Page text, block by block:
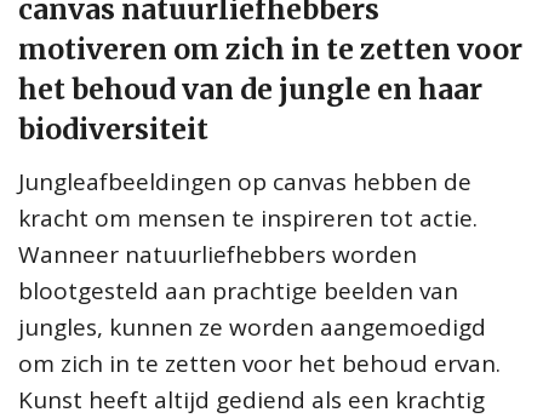
canvas natuurliefhebbers
motiveren om zich in te zetten voor
het behoud van de jungle en haar
biodiversiteit
Jungleafbeeldingen op canvas hebben de
kracht om mensen te inspireren tot actie.
Wanneer natuurliefhebbers worden
blootgesteld aan prachtige beelden van
jungles, kunnen ze worden aangemoedigd
om zich in te zetten voor het behoud ervan.
Kunst heeft altijd gediend als een krachtig